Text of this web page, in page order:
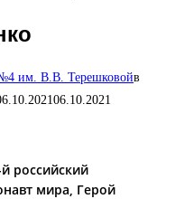
им. В.В. Терешковойв
06.10.2021
российский
мира, Герой